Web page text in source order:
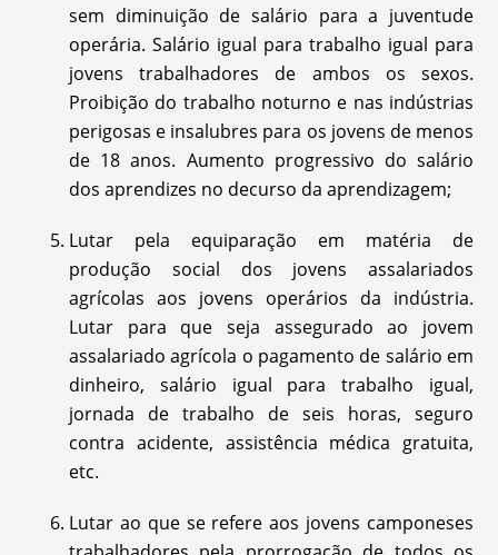
sem diminuição de salário para a juventude
operária. Salário igual para trabalho igual para
jovens trabalhadores de ambos os sexos.
Proibição do trabalho noturno e nas indústrias
perigosas e insalubres para os jovens de menos
de 18 anos. Aumento progressivo do salário
dos aprendizes no decurso da aprendizagem;
Lutar pela equiparação em matéria de
produção social dos jovens assalariados
agrícolas aos jovens operários da indústria.
Lutar para que seja assegurado ao jovem
assalariado agrícola o pagamento de salário em
dinheiro, salário igual para trabalho igual,
jornada de trabalho de seis horas, seguro
contra acidente, assistência médica gratuita,
etc.
Lutar ao que se refere aos jovens camponeses